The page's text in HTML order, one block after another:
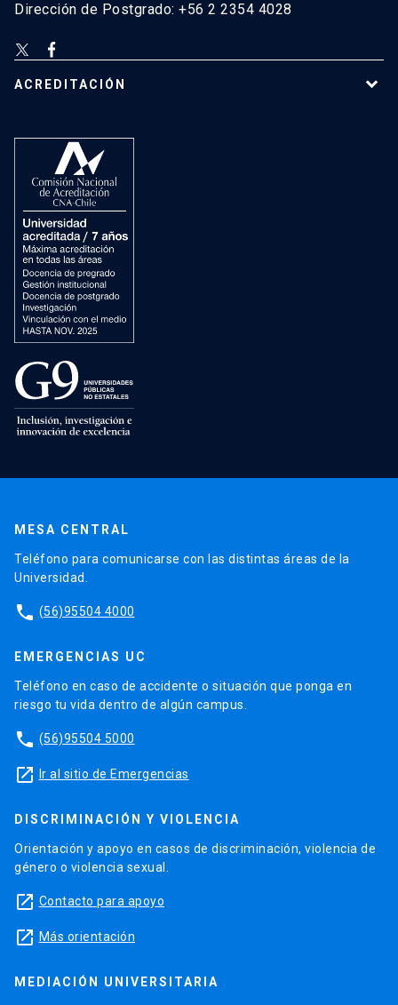
Dirección de Postgrado: +56 2 2354 4028
ACREDITACIÓN
MESA CENTRAL
Teléfono para comunicarse con las distintas áreas de la
Universidad.
phone (56)95504 4000
EMERGENCIAS UC
Teléfono en caso de accidente o situación que ponga en
riesgo tu vida dentro de algún campus.
phone (56)95504 5000
launch Ir al sitio de Emergencias
DISCRIMINACIÓN Y VIOLENCIA
Orientación y apoyo en casos de discriminación, violencia de
género o violencia sexual.
launch Contacto para apoyo
launch Más orientación
MEDIACIÓN UNIVERSITARIA